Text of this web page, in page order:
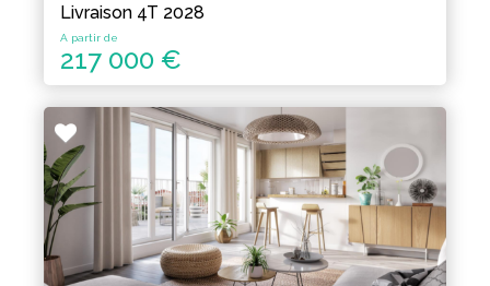
Livraison 4T 2028
A partir de
217 000 €